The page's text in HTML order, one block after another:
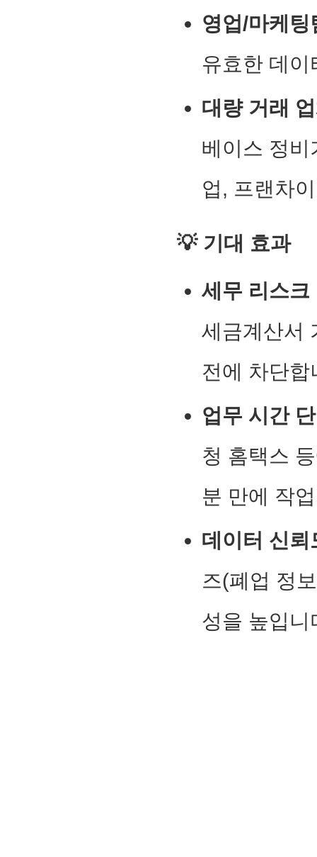
영업/마케팅
유효한 데
대량 거래
베이스 정
업, 프랜차
💡 기대 효과
세무 리스크
세금계산서
전에 차단합
업무 시간
청 홈택스
분 만에 작
데이터 신뢰
즈(폐업 정
성을 높입니